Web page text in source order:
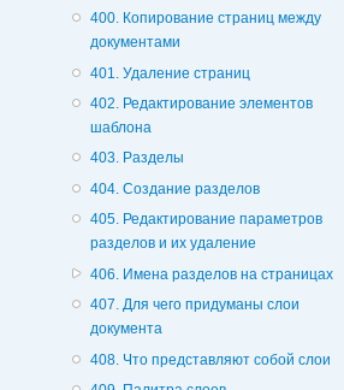
400. Копирование страниц между
документами
401. Удаление страниц
402. Редактирование элементов
шаблона
403. Разделы
404. Создание разделов
405. Редактирование параметров
разделов и их удаление
406. Имена разделов на страницах
407. Для чего придуманы слои
документа
408. Что представляют собой слои